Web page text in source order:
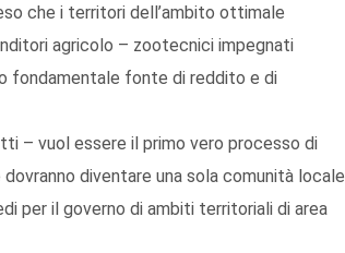
che i territori dell’ambito ottimale
agricolo – zootecnici impegnati
fondamentale fonte di reddito e di
– vuol essere il primo vero processo di
diventare una sola comunità locale
per il governo di ambiti territoriali di area